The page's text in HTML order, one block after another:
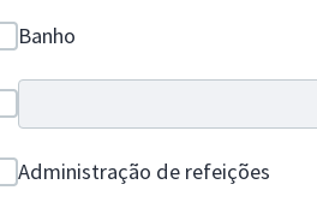
Banho
Administração de refeições